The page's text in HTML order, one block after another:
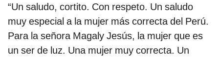
“Un saludo, cortito. Con respeto. Un saludo
muy especial a la mujer más correcta del Perú.
Para la señora Magaly Jesús, la mujer que es
un ser de luz. Una mujer muy correcta. Un